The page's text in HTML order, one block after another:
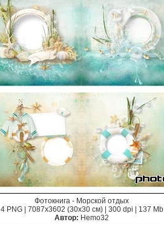
Фотокнига - Морской отдых
4 PNG | 7087x3602 (30x30 см) | 300 dpi | 137 Mb
Автор: Hemo32